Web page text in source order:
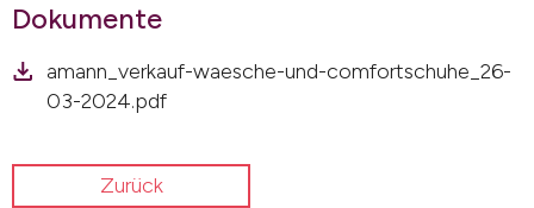
Dokumente
amann_verkauf-waesche-und-comfortschuhe_26-
03-2024.pdf
Zurück